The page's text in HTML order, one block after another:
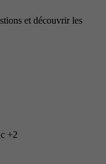
et découvrir les
+2